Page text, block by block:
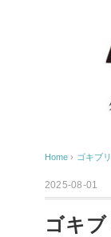
Home › ゴキブ
2025-08-01
ゴキ